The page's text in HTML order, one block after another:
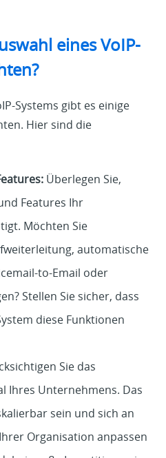
eines VoIP-
Systems gibt es einige
Hier sind die
Überlegen Sie,
Features Ihr
Möchten Sie
automatische
to-Email oder
Stellen Sie sicher, dass
diese Funktionen
Sie das
Ihres Unternehmens. Das
sein und sich an
Organisation anpassen